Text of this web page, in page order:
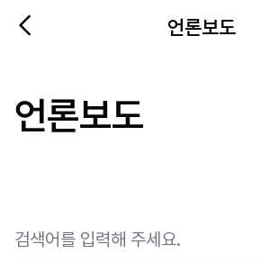
언론보도
언론보도